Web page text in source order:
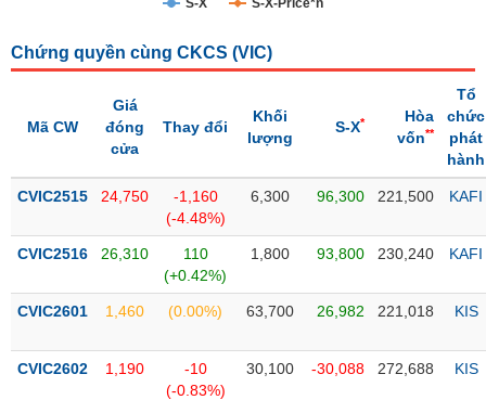
thái
thị
Niêm
Niêm
mới
S-X S-X-Price*n
Chứng quyền cùng CKCS (VIC)
Mã CW
Giá
đóng
cửa
Thay đổi
Khối
lượng
S-X*
Hòa
vốn**
Tổ
chức
phát
hành
CVIC2515 24,750
-1,160
(-4.48%)
6,300 96,300 221,500 KAFI
CVIC2516 26,310
110
(+0.42%)
1,800 93,800 230,240 KAFI
CVIC2601 1,460 (0.00%) 63,700 26,982 221,018 KIS
CVIC2602 1,190
-10
(-0.83%)
30,100 -30,088 272,688 KIS
NGÀNH
NGHIỆP
PHIẾU
PHÁI